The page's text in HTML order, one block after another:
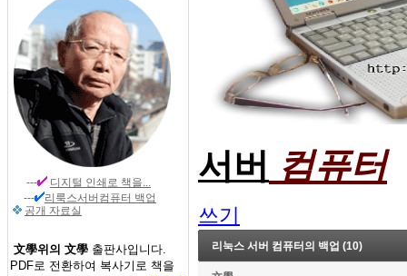
--- 디지털 인쇄 로 책을...
---
리룩스서버컴퓨터 백업
공개 자료실
文學위의 文學 출판사입니다.
PDF로 전환하여 복사기로 책을
서버 컴퓨터
쓰기
리눅스 서버 컴퓨터의 백업 (10)